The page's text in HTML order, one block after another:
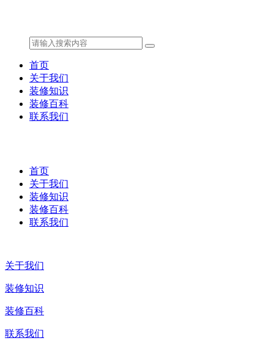
首页
关于我们
装修知识
装修百科
联系我们
首页
关于我们
装修知识
装修百科
联系我们
关于我们
装修知识
装修百科
联系我们